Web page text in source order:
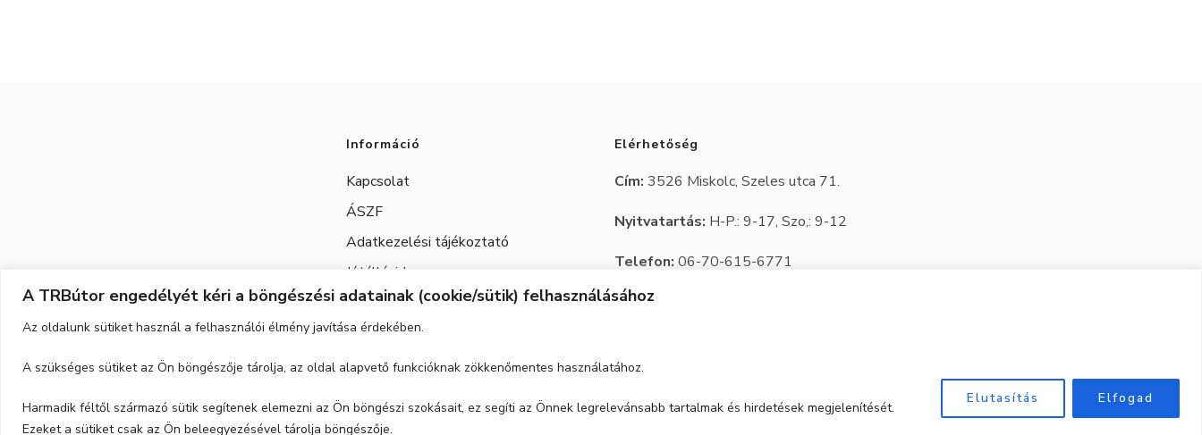
A TRBútor engedélyét kéri a böngészési adatainak (cookie/sütik) felhasználásához
Az oldalunk sütiket használ a felhasználói élmény javítása érdekében.
A szükséges sütiket az Ön böngészője tárolja, az oldal alapvető funkcióknak zökkenőmentes használatához.
Harmadik féltől származó sütik segítenek elemezni az Ön böngészi szokásait, ez segíti az Önnek legrelevánsabb tartalmak és hirdetések megjelenítését.
Ezeket a sütiket csak az Ön beleegyezésével tárolja böngészője.
Elutasítás Elfogad
Információ
Kapcsolat
ÁSZF
Adatkezelési tájékoztató
Jótállási Jegy
Elérhetőség
Cím:3526 Miskolc, Szeles utca 71.
Nyitvatartás: H-P.: 9-17, Szo,: 9-12
Telefon:06-70-615-6771
06-20-347-7788